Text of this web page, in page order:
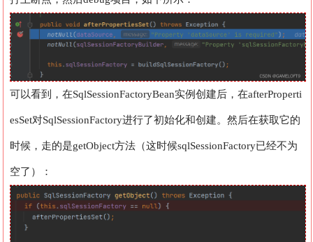
可以看到，在SqlSessionFactoryBean实例创建后，在afterProperti
esSet对SqlSessionFactory进行了初始化和创建。然后在获取它的
时候，走的是getObject方法（这时候sqlSessionFactory已经不为
空了）：